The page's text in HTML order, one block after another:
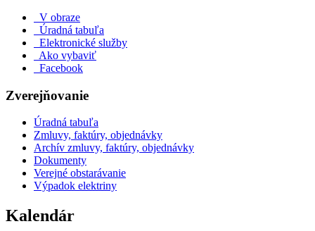
V obraze
Úradná tabuľa
Elektronické služby
Ako vybaviť
Facebook
Zverejňovanie
Úradná tabuľa
Zmluvy, faktúry, objednávky
Archív zmluvy, faktúry, objednávky
Dokumenty
Verejné obstarávanie
Výpadok elektriny
Kalendár